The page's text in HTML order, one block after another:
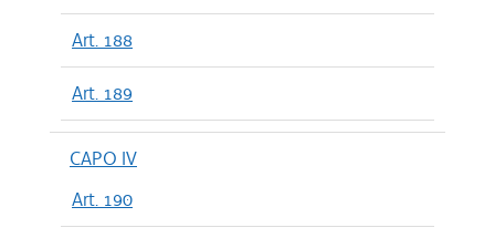
Art. 188
Art. 189
CAPO IV
Art. 190